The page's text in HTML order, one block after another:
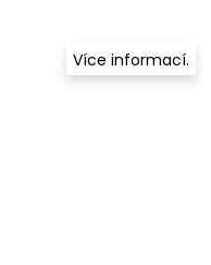
Více informací.